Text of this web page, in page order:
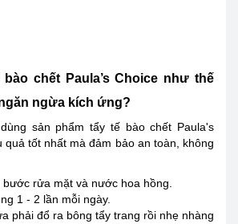
chết Paula’s Choice như thế
ngừa kích ứng?
sản phẩm tẩy tế bào chết Paula's
tốt nhất mà đảm bảo an toàn, không
bước rửa mặt và nước hoa hồng.
1 - 2 lần mỗi ngày.
phải đổ ra bông tẩy trang rồi nhẹ nhàng